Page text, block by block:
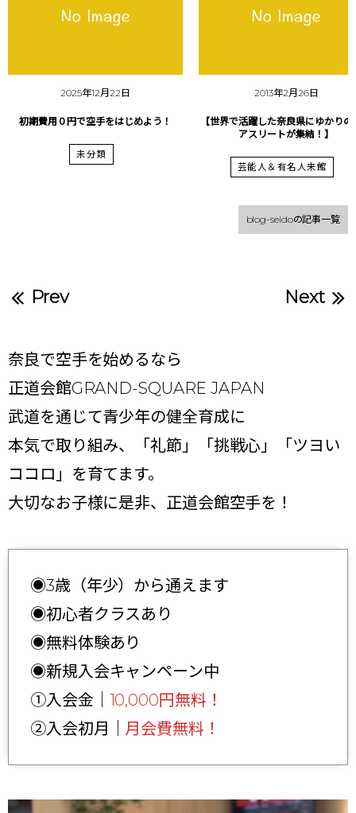
2025年12月22日
初期費用０円で空手をはじめよう！
未分類
2013年2月26日
【世界で活躍した奈良県にゆかりの
アスリートが集結！】
芸能人＆有名人来館
blog-seidoの記事一覧
Prev Next
奈良で空手を始めるなら
正道会館GRAND-SQUARE JAPAN
武道を通じて青少年の健全育成に
本気で取り組み、「礼節」「挑戦心」「ツヨい
ココロ」を育てます。
大切なお子様に是非、正道会館空手を！
◉3歳（年少）から通えます
◉初心者クラスあり
◉無料体験あり
◉新規入会キャンペーン中
①入会金｜ 10,000円無料！
②入会初月｜ 月会費無料！